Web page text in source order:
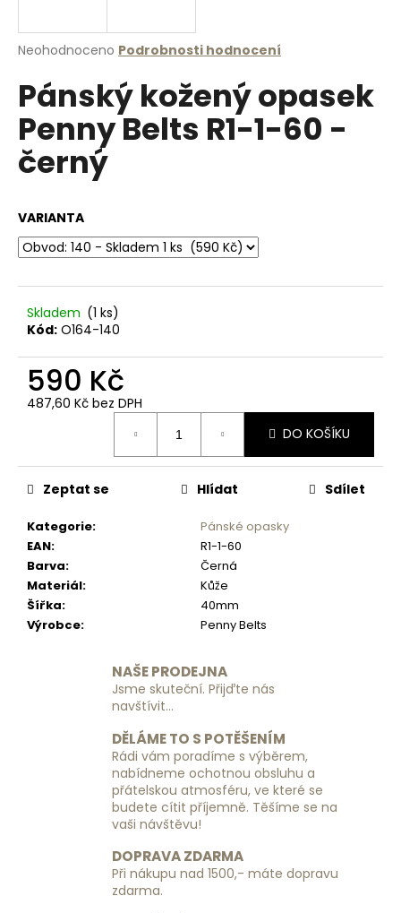
Průměrné
produktu
je
0,0
5
hvězdiček.
Neohodnoceno Podrobnosti hodnocení
Pánský kožený opasek
Penny Belts R1-1-60 -
černý
VARIANTA
Skladem (1 ks)
Kód: O164-140
590 Kč
487,60 Kč bez DPH
DO KOŠÍKU
Kategorie:
Pánské opasky
EAN:
R1-1-60
Barva:
Černá
Materiál:
Kůže
Šířka:
40mm
Výrobce: Penny Belts
Zeptat se Hlídat Sdílet
NAŠE PRODEJNA
Jsme skuteční. Přijďte nás
navštívit...
DĚLÁME TO S POTĚŠENÍM
Rádi vám poradíme s výběrem,
nabídneme ochotnou obsluhu a
přátelskou atmosféru, ve které se
budete cítit příjemně. Těšíme se na
vaši návštěvu!
DOPRAVA ZDARMA
Při nákupu nad 1500,- máte dopravu
zdarma.
j
t
?
D
o
p
r
u
č
e
m
CESTOVNÍ
KUFR
EASY
TRIP
ART.
812